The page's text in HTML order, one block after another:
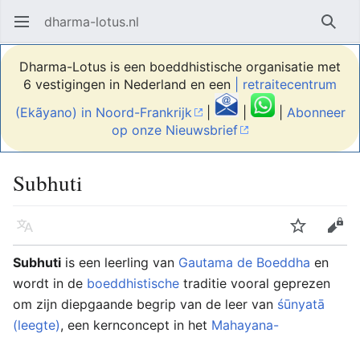
Hoofdmenu openen dharma-lotus.nl
Dharma-Lotus is een boeddhistische organisatie met
6 vestigingen in Nederland en een
| retraitecentrum
(Ekãyano) in Noord-Frankrijk
| | Abonneer
op onze Nieuwsbrief
Subhuti
Taal Volgen
Bewerken
Subhuti is een leerling van Gautama de Boeddha en
wordt in de boeddhistische traditie vooral geprezen
om zijn diepgaande begrip van de leer van śūnyatā
(leegte), een kernconcept in het Mahayana-